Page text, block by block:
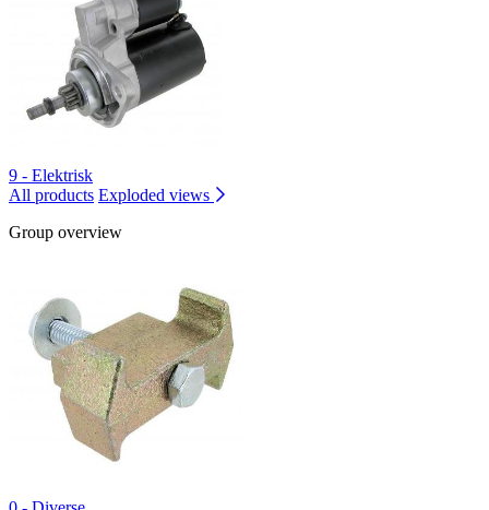
9 - Elektrisk
All products Exploded views
Group overview